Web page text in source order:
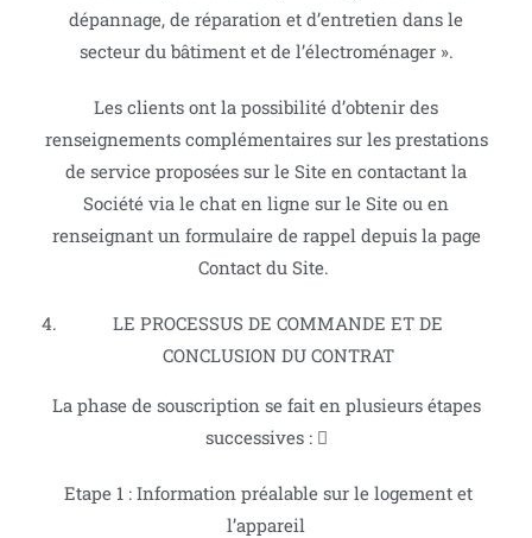
dépannage, de réparation et d’entretien dans le
secteur du bâtiment et de l’électroménager ».
Les clients ont la possibilité d’obtenir des
renseignements complémentaires sur les prestations
de service proposées sur le Site en contactant la
Société via le chat en ligne sur le Site ou en
renseignant un formulaire de rappel depuis la page
Contact du Site.
LE PROCESSUS DE COMMANDE ET DE
CONCLUSION DU CONTRAT
La phase de souscription se fait en plusieurs étapes
successives : 
Etape 1 : Information préalable sur le logement et
l’appareil